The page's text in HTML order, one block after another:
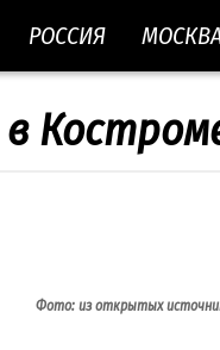
РОССИЯ
Фото: из открытых